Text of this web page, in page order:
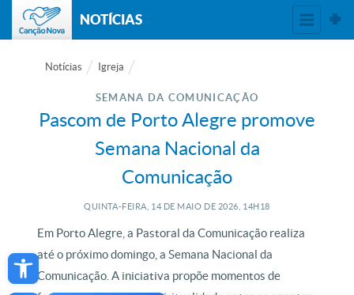
Open toolbar
NOTÍCIAS
Notícias Igreja
SEMANA DA COMUNICAÇÃO
Pascom de Porto Alegre promove
Semana Nacional da
Comunicação
QUINTA-FEIRA, 14 DE MAIO DE 2026, 14H18
Em Porto Alegre, a Pastoral da Comunicação realiza
até o próximo domingo, a Semana Nacional da
Comunicação. A iniciativa propõe momentos de